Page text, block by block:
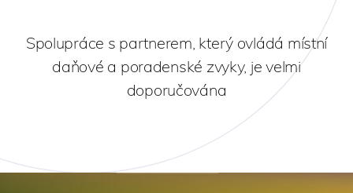
Spolupráce s partnerem, který ovládá místní
daňové a poradenské zvyky, je velmi
doporučována